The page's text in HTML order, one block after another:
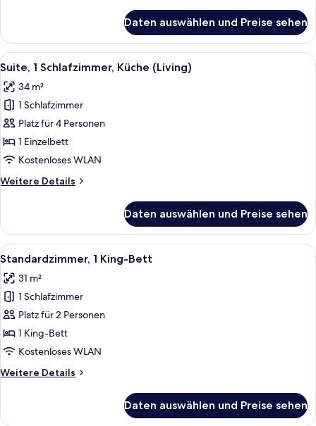
1 King-
Bett,
barrierefrei
Daten auswählen und Preise sehen
Alle
Fotos
für
Suite,
1
Schlafzimmer,
Küche
anzeigen
Ein gemütlicher Wohnbereich mit
6
Suite, 1 Schlafzimmer, Küche (Living)
34 m²
1 Schlafzimmer
Platz für 4 Personen
1 Einzelbett
Kostenloses WLAN
Weitere Details
Weitere
1
Schlafzimmer,
Küche
Daten auswählen und Preise sehen
Alle
Fotos
für
Standardzimmer,
1 King-
Bett
anzeigen
Ein Hotelzimmer mit einem großen
5
Standardzimmer, 1 King-Bett
31 m²
1 Schlafzimmer
Platz für 2 Personen
1 King-Bett
Kostenloses WLAN
Weitere Details
Weitere
1 King-
Daten auswählen und Preise sehen